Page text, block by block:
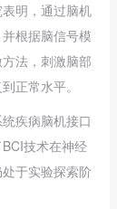
明，通过脑机
根据脑信号模
法，刺激脑部
正常水平。
疾病脑机接口
技术在神经
于实验探索阶